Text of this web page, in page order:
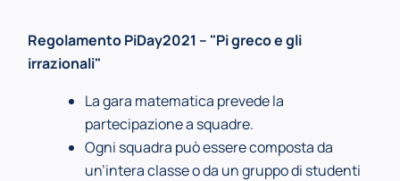
Regolamento PiDay2021 – "Pi greco e gli
irrazionali"
La gara matematica prevede la
partecipazione a squadre.
Ogni squadra può essere composta da
un’intera classe o da un gruppo di studenti